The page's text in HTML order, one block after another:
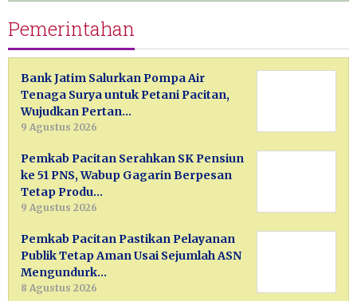
Pemerintahan
Bank Jatim Salurkan Pompa Air
Tenaga Surya untuk Petani Pacitan,
Wujudkan Pertan…
9 Agustus 2026
Pemkab Pacitan Serahkan SK Pensiun
ke 51 PNS, Wabup Gagarin Berpesan
Tetap Produ…
9 Agustus 2026
Pemkab Pacitan Pastikan Pelayanan
Publik Tetap Aman Usai Sejumlah ASN
Mengundurk…
8 Agustus 2026